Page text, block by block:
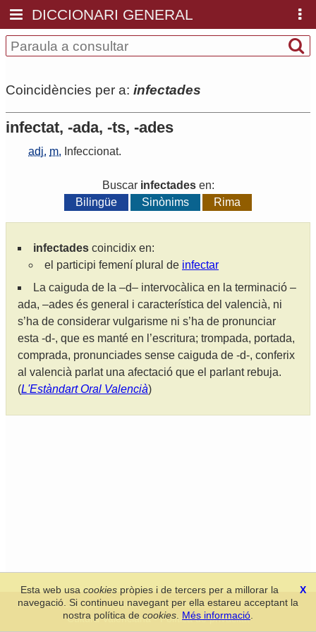
DICCIONARI GENERAL
Coincidències per a: infectades
infectat, -ada, -ts, -ades
adj. m. Infeccionat.
Buscar infectadesen:
Bilingüe
Sinònims Rima
infectades coincidix en:
el participi femení plural de infectar
La caiguda de la –d– intervocàlica en la terminació –
ada, –ades és general i característica del valencià, ni
s’ha de considerar vulgarisme ni s’ha de pronunciar
esta -d-, que es manté en l’escritura; trompada, portada,
comprada, pronunciades sense caiguda de -d-, conferix
al valencià parlat una afectació que el parlant rebuja.
(L'Estàndart Oral Valencià)
Secció de Llengua i Lliteratura Valencianes-Real Acadèmia de
Cultura Valenciana-Política de privacitat
X
Esta web usacookies pròpies i de tercers per a millorar la
navegació. Si continueu navegant per ella estareu acceptant la
nostra política de cookies Més informació